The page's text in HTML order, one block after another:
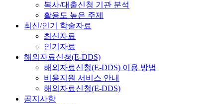
복사/대출신청 기관 분석
활용도 높은 주제
최신/인기 학술자료
최신자료
인기자료
해외자료신청(E-DDS)
해외자료신청(E-DDS) 이용 방법
비용지원 서비스 안내
해외자료신청(E-DDS)
공지사항